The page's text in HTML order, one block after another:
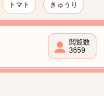
トマト きゅうり
閲覧数
3659